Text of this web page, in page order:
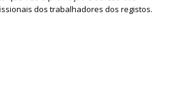
dos trabalhadores dos registos.